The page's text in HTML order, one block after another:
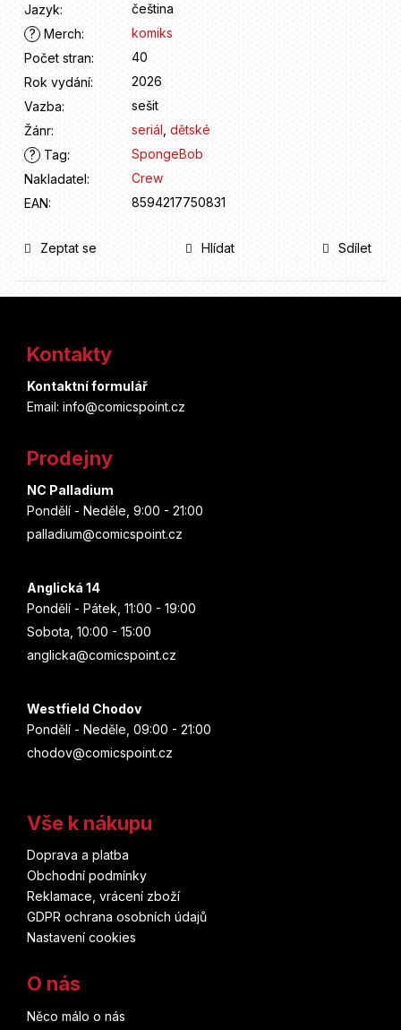
Jazyk:
čeština
? Merch:
komiks
Počet stran:
40
Rok vydání:
2026
Vazba:
sešit
Žánr: seriál, dětské
?
Tag:
SpongeBob
Nakladatel:
Crew
EAN: 8594217750831
Zeptat se Hlídat Sdílet
m
e
Kontakty
Kontaktní formulář
Email: info@comicspoint.cz
Prodejny
NC Palladium
Pondělí - Neděle, 9:00 - 21:00
palladium@comicspoint.cz
Anglická 14
Pondělí - Pátek, 11:00 - 19:00
Sobota, 10:00 - 15:00
anglicka@comicspoint.cz
Westfield Chodov
Pondělí - Neděle, 09:00 - 21:00
chodov@comicspoint.cz
Vše k nákupu
Doprava a platba
Obchodní podmínky
Reklamace, vrácení zboží
GDPR ochrana osobních údajů
Nastavení cookies
O nás
Něco málo o nás